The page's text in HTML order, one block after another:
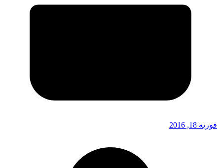
فوریه 18, 2016